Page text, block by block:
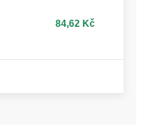
84,62 Kč